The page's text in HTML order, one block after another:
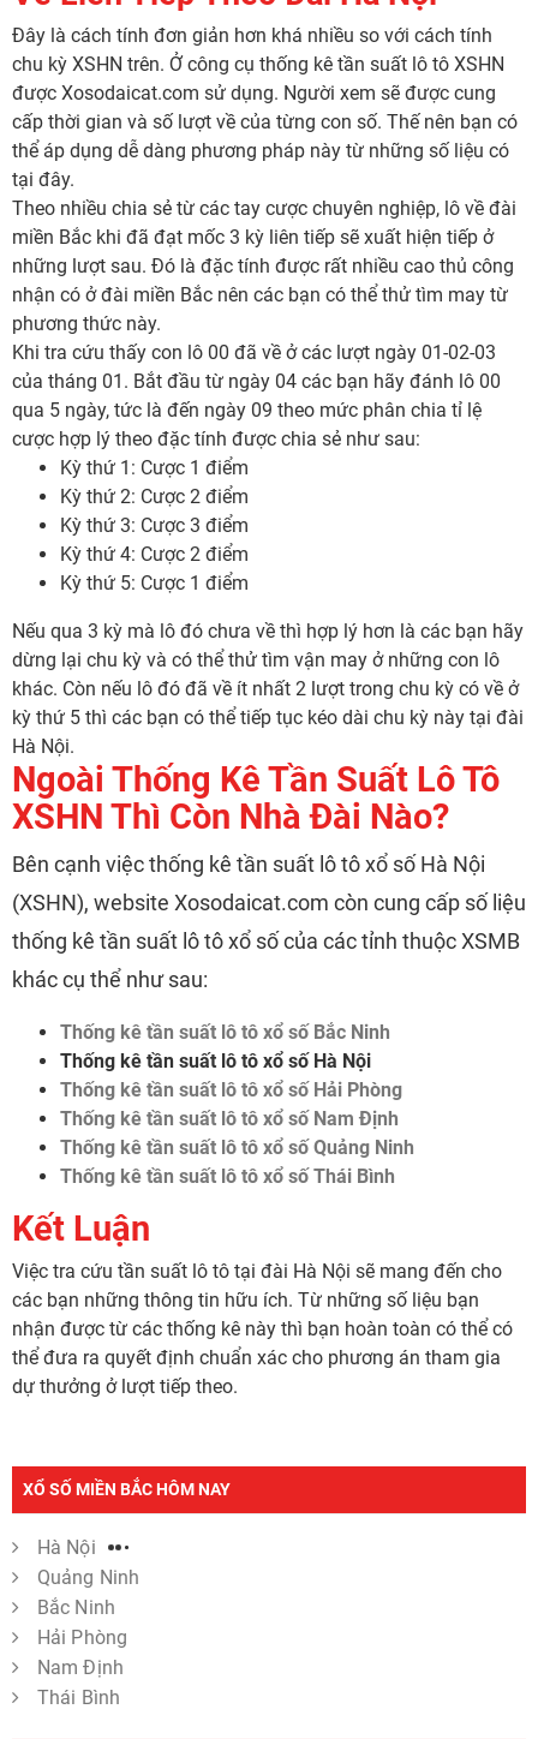
XỔ SỐ MIỀN BẮC HÔM NAY
Hà Nội
Quảng Ninh
Bắc Ninh
Hải Phòng
Nam Định
Thái Bình
Đây là cách tính đơn giản hơn khá nhiều so với cách tính
chu kỳ XSHN trên. Ở công cụ thống kê tần suất lô tô XSHN
được Xosodaicat.com sử dụng. Người xem sẽ được cung
cấp thời gian và số lượt về của từng con số. Thế nên bạn có
thể áp dụng dễ dàng phương pháp này từ những số liệu có
tại đây.
Theo nhiều chia sẻ từ các tay cược chuyên nghiệp, lô về đài
miền Bắc khi đã đạt mốc 3 kỳ liên tiếp sẽ xuất hiện tiếp ở
những lượt sau. Đó là đặc tính được rất nhiều cao thủ công
nhận có ở đài miền Bắc nên các bạn có thể thử tìm may từ
phương thức này.
Khi tra cứu thấy con lô 00 đã về ở các lượt ngày 01-02-03
của tháng 01. Bắt đầu từ ngày 04 các bạn hãy đánh lô 00
qua 5 ngày, tức là đến ngày 09 theo mức phân chia tỉ lệ
cược hợp lý theo đặc tính được chia sẻ như sau:
Kỳ thứ 1: Cược 1 điểm
Kỳ thứ 2: Cược 2 điểm
Kỳ thứ 3: Cược 3 điểm
Kỳ thứ 4: Cược 2 điểm
Kỳ thứ 5: Cược 1 điểm
Nếu qua 3 kỳ mà lô đó chưa về thì hợp lý hơn là các bạn hãy
dừng lại chu kỳ và có thể thử tìm vận may ở những con lô
khác. Còn nếu lô đó đã về ít nhất 2 lượt trong chu kỳ có về ở
kỳ thứ 5 thì các bạn có thể tiếp tục kéo dài chu kỳ này tại đài
Hà Nội.
Ngoài Thống Kê Tần Suất Lô Tô
XSHN Thì Còn Nhà Đài Nào?
Bên cạnh việc thống kê tần suất lô tô xổ số Hà Nội
(XSHN), website Xosodaicat.com còn cung cấp số liệu
thống kê tần suất lô tô xổ số của các tỉnh thuộc XSMB
khác cụ thể như sau:
Thống kê tần suất lô tô xổ số Bắc Ninh
Thống kê tần suất lô tô xổ số Hà Nội
Thống kê tần suất lô tô xổ số Hải Phòng
Thống kê tần suất lô tô xổ số Nam Định
Thống kê tần suất lô tô xổ số Quảng Ninh
Thống kê tần suất lô tô xổ số Thái Bình
Kết Luận
Việc tra cứu tần suất lô tô tại đài Hà Nội sẽ mang đến cho
các bạn những thông tin hữu ích. Từ những số liệu bạn
nhận được từ các thống kê này thì bạn hoàn toàn có thể có
thể đưa ra quyết định chuẩn xác cho phương án tham gia
dự thưởng ở lượt tiếp theo.